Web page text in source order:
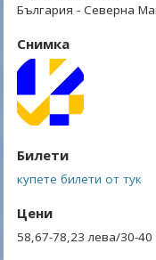
България - Северна
Снимка
Билети
купете билети от тук
Цени
58,67-78,23 лева/30-40